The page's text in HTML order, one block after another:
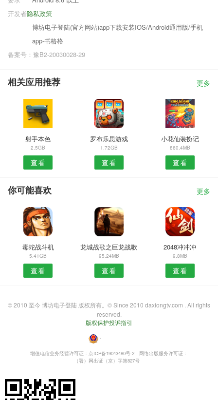
隐私政策
开发者
博坊电子登陆(官方网站)app下载安装IOS/Android通用版/手机
app-书格格
备案号：豫B2-20030028-29
相关应用推荐 更多
射手本色
2.5GB
查看
罗布乐思游戏
1.72GB
查看
小花仙装扮记
860.4MB
查看
你可能喜欢 更多
毒蛇战斗机
5.41GB
查看
龙城战歌之巨龙战歌
95.24MB
查看
2048冲冲冲
9.8MB
查看
© 2010 至今 博坊电子登陆 版权所有。© Since 2010 daxiongtv.com . All rights
reserved.
版权保护投诉指引
・
增值电信业务经营许可证：京ICP备19043480号-2
网络出版服务许可证：
（署）网出证（京）字第827号